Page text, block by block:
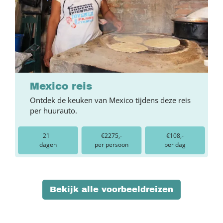
Mexico reis
Ontdek de keuken van Mexico tijdens deze reis
per huurauto.
21
dagen
€2275,-
per persoon
€108,-
per dag
Bekijk alle voorbeeldreizen